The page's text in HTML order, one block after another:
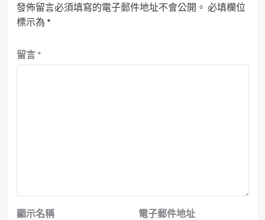
發佈留言必須填寫的電子郵件地址不會公開。 必填欄位
標示為 *
留言 *
顯示名稱 電子郵件地址